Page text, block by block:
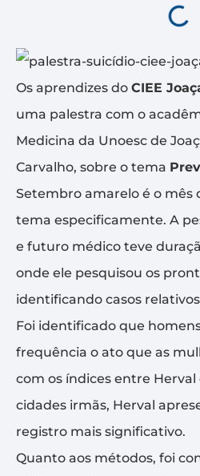
Os aprendizes do CIEE
uma palestra com o
Medicina da Unoesc de
Carvalho, sobre o tema
Setembro amarelo é o mês
tema especificamente. A
e futuro médico teve
onde ele pesquisou os
identificando casos
Foi identificado que
frequência o ato que as
com os índices entre Herval
cidades irmãs, Herval
registro mais significativo.
Quanto aos métodos, foi